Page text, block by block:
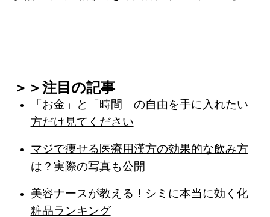
＞＞注目の記事
「お金」と「時間」の自由を手に入れたい
方だけ見てください
マジで痩せる医療用漢方の効果的な飲み方
は？実際の写真も公開
美容ナースが教える！シミに本当に効く化
粧品ランキング